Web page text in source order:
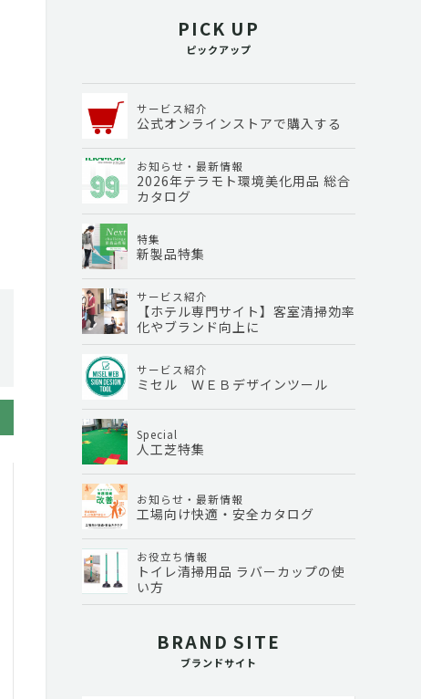
PICK UP
ピックアップ
サービス紹介
公式オンラインストアで購入する
お知らせ・最新情報
2026年テラモト環境美化用品 総合
カタログ
特集
新製品特集
サービス紹介
【ホテル専門サイト】客室清掃効率
化やブランド向上に
サービス紹介
ミセル ＷＥＢデザインツール
Special
人工芝特集
お知らせ・最新情報
工場向け快適・安全カタログ
お役立ち情報
トイレ清掃用品 ラバーカップの使
い方
BRAND SITE
ブランドサイト